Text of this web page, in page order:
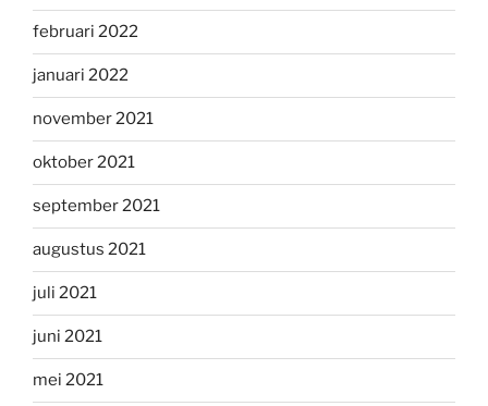
februari 2022
januari 2022
november 2021
oktober 2021
september 2021
augustus 2021
juli 2021
juni 2021
mei 2021